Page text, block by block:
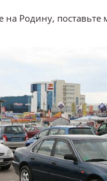
на Родину, поставьте